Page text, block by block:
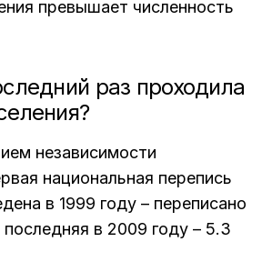
превышает численность
раз проходила
независимости
национальная перепись
в 1999 году – переписано
в 2009 году – 5.3